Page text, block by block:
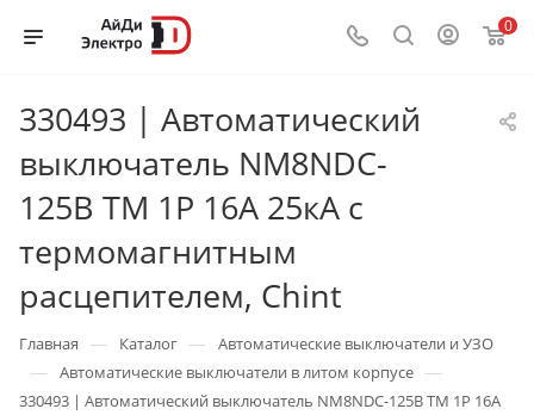
0
330493 | Автоматический
выключатель NM8NDC-
125B TM 1P 16А 25кА с
термомагнитным
расцепителем, Chint
Главная — Каталог — Автоматические выключатели и УЗО
— Автоматические выключатели в литом корпусе —
330493 | Автоматический выключатель NM8NDC-125B TM 1P 16А